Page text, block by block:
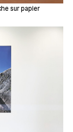
sur papier